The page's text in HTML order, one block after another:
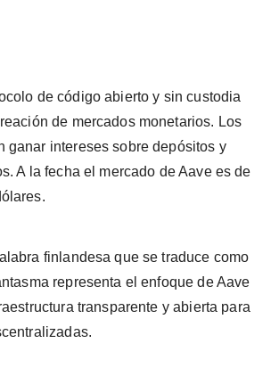
de código abierto y sin custodia
de mercados monetarios. Los
ganar intereses sobre depósitos y
A la fecha el mercado de Aave es de
finlandesa que se traduce como
representa el enfoque de Aave
transparente y abierta para